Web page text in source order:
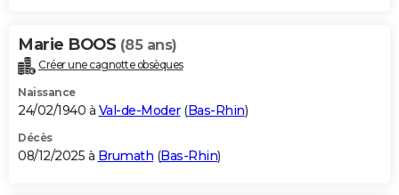
Marie BOOS (85 ans)
Créer une cagnotte obsèques
Naissance
24/02/1940 à Val-de-Moder(Bas-Rhin)
Décès
08/12/2025 à Brumath (Bas-Rhin)